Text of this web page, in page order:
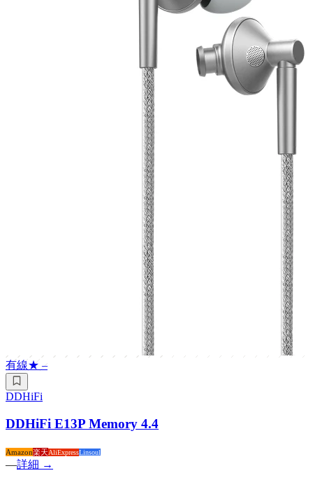
有線★ –
DDHiFi
DDHiFi E13P Memory 4.4
Amazon楽天AliExpressLinsoul
—詳細 →